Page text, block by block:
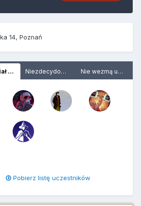
14, Poznań
Wziął udział (6) Niezdecydowani (2) Nie wezmą udziału (5)
Pobierz listę uczestników